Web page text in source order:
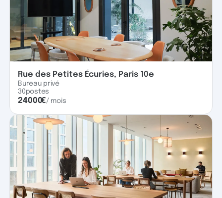
Rue des Petites Écuries, Paris 10e
Bureau privé
30postes
24000€/ mois